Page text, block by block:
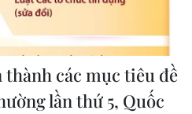
thành các mục tiêu đề
lần thứ 5, Quốc